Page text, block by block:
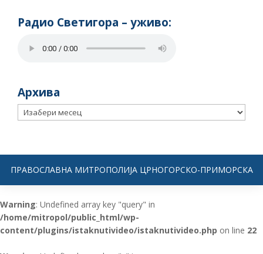
Радио Светигора – yживо:
Архива
Архива
ПРАВОСЛАВНА МИТРОПОЛИЈА ЦРНОГОРСКО-ПРИМОРСКА
Warning: Undefined array key "query" in
/home/mitropol/public_html/wp-
content/plugins/istaknutivideo/istaknutivideo.php on line 22